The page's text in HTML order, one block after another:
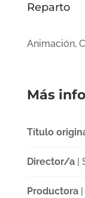
Reparto
Animación,
Más
Título
Director/a|
Productora|